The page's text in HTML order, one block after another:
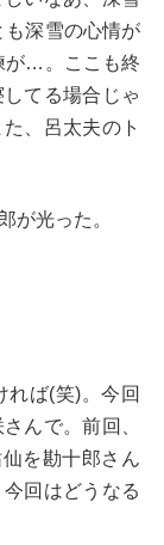
も深雪の心情が
が…。ここも終
てる場合じゃ
、呂太夫のト
が光った。
れば(笑)。今回
んで。前回、
を勘十郎さん
回はどうなる